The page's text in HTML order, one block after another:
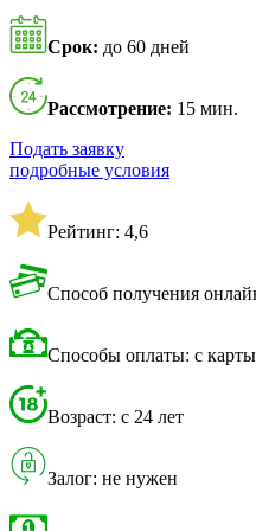
Срок: до 60 дней
Рассмотрение: 15 мин.
Подать заявку
подробные условия
Рейтинг: 4,6
Способ получения
Способы оплаты: с
Возраст: с 24 лет
Залог: не нужен